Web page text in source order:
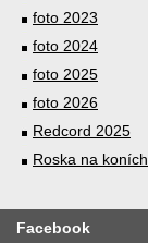
foto 2023
foto 2024
foto 2025
foto 2026
Redcord 2025
Roska na koních
Facebook